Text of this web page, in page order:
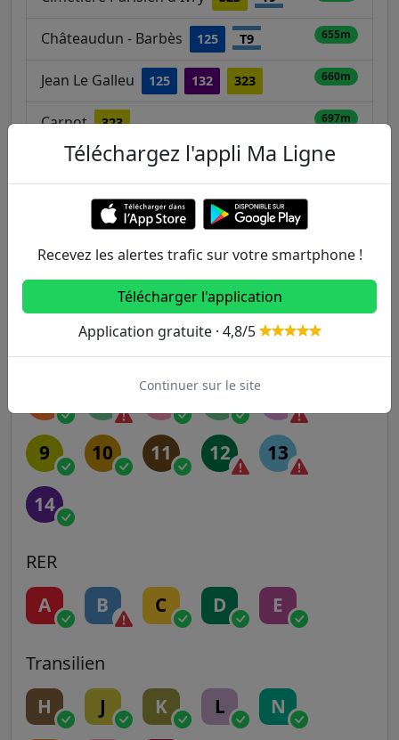
Châteaudun - Barbès 125 T9 655m
Jean Le Galleu 125 132 323 660m
Carnot 323 697m
Claude Regaud / Château des Rentiers
27
761m
Metro
1 2 3 3B 4
9 10 11 12 13
14
RER
A B C D E
Transilien
H J K L N
Téléchargez l'appli Ma Ligne
Recevez les alertes trafic sur votre smartphone !
Télécharger l'application
Application gratuite · 4,8/5
Continuer sur le site